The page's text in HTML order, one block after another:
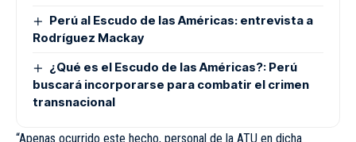
Perú al Escudo de las Américas: entrevista a
Rodríguez Mackay
¿Qué es el Escudo de las Américas?: Perú
buscará incorporarse para combatir el crimen
transnacional
“Apenas ocurrido este hecho, personal de la ATU en dicha